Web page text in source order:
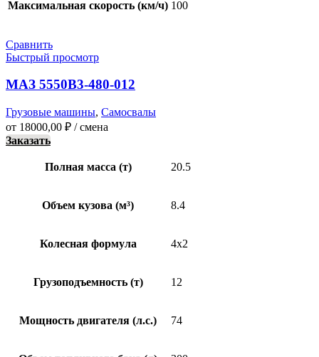
Максимальная скорость (км/ч) 100
Сравнить
Быстрый просмотр
МАЗ 5550В3-480-012
Грузовые машины, Самосвалы
от 18000,00 ₽ / смена
Заказать
Полная масса (т) 20.5
Объем кузова (м³) 8.4
Колесная формула 4х2
Грузоподъемность (т) 12
Мощность двигателя (л.с.) 74